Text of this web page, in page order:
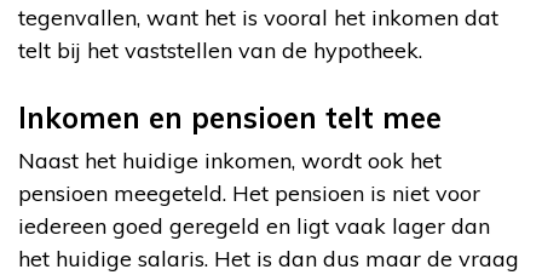
tegenvallen, want het is vooral het inkomen dat
telt bij het vaststellen van de hypotheek.
Inkomen en pensioen telt mee
Naast het huidige inkomen, wordt ook het
pensioen meegeteld. Het pensioen is niet voor
iedereen goed geregeld en ligt vaak lager dan
het huidige salaris. Het is dan dus maar de vraag